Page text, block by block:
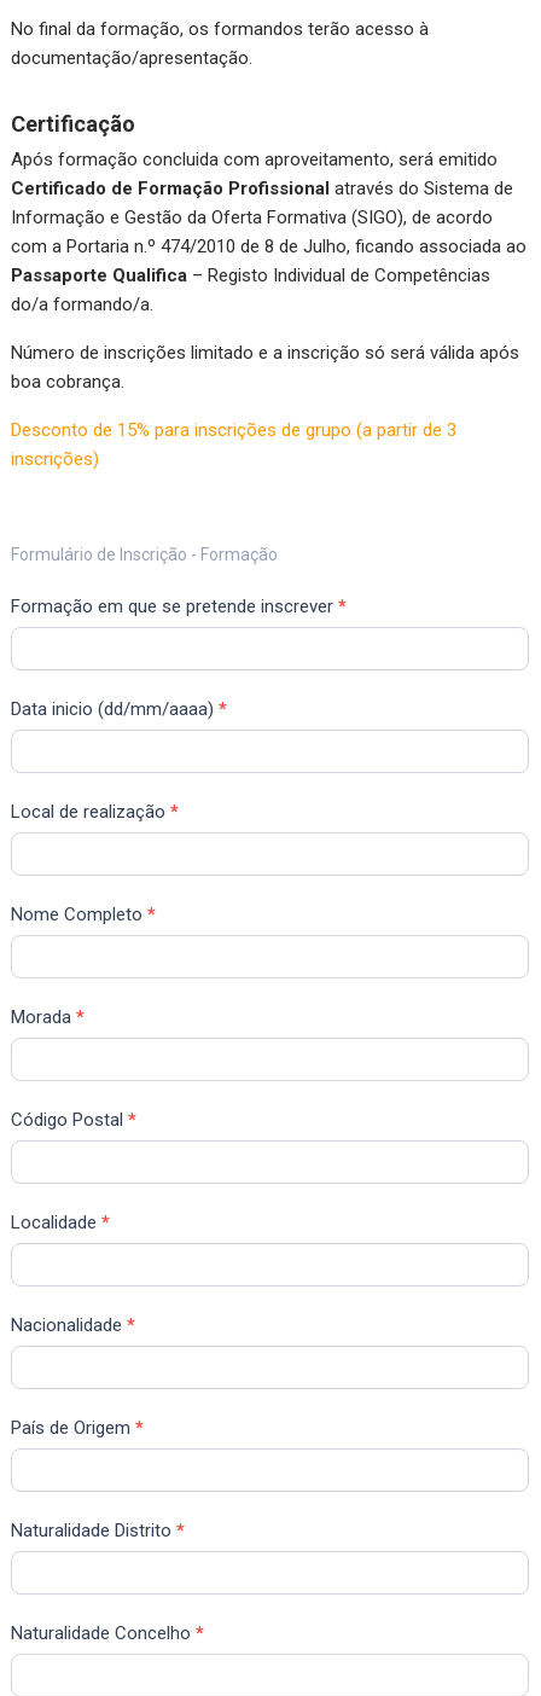
No final da formação, os formandos terão acesso à
documentação/apresentação.
Certificação
Após formação concluida com aproveitamento, será emitido
Certificado de Formação Profissional através do Sistema de
Informação e Gestão da Oferta Formativa (SIGO), de acordo
com a Portaria n.º 474/2010 de 8 de Julho, ficando associada ao
Passaporte Qualifica – Registo Individual de Competências
do/a formando/a.
Número de inscrições limitado e a inscrição só será válida após
boa cobrança.
Desconto de 15% para inscrições de grupo (a partir de 3
inscrições)
Ficha
Inscrição
2025
Formulário de Inscrição - Formação
Formação em que se pretende inscrever*
Data inicio (dd/mm/aaaa)*
Local de realização*
Nome Completo*
Morada*
Código Postal*
Localidade*
Nacionalidade*
País de Origem*
Naturalidade Distrito*
Naturalidade Concelho*